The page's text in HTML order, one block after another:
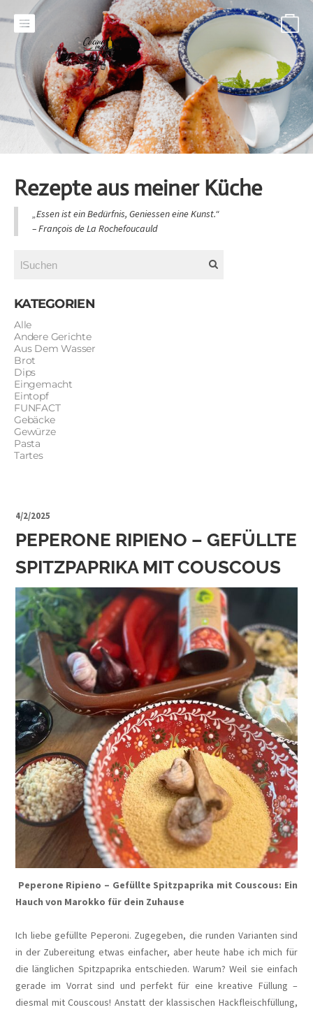
-
Rezepte aus meiner Küche
„Essen ist ein Bedürfnis, Geniessen eine Kunst.“
​– François de La Rochefoucauld
KATEGORIEN
Alle
Andere Gerichte
Aus Dem Wasser
Brot
Dips
Eingemacht
Eintopf
FUNFACT
Gebäcke
Gewürze
Pasta
Tartes
PEPERONE RIPIENO – GEFÜLLTE
SPITZPAPRIKA MIT COUSCOUS
4/2/2025
Peperone Ripieno – Gefüllte Spitzpaprika mit Couscous: Ein
Hauch von Marokko für dein Zuhause
Ich liebe gefüllte Peperoni. Zugegeben, die runden Varianten sind
in der Zubereitung etwas einfacher, aber heute habe ich mich für
die länglichen Spitzpaprika entschieden. Warum? Weil sie einfach
gerade im Vorrat sind und perfekt für eine kreative Füllung –
diesmal mit Couscous! Anstatt der klassischen Hackfleischfüllung,